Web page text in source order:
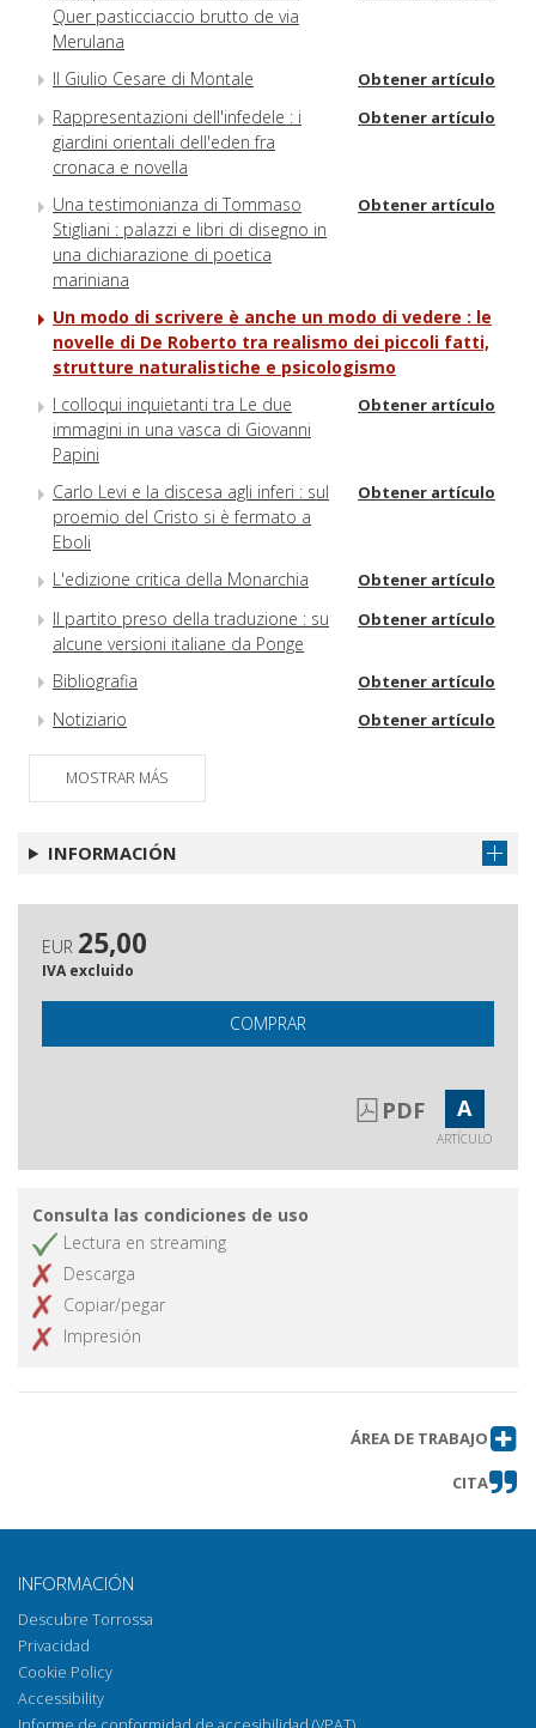
Quer pasticciaccio brutto de via
Merulana
Il Giulio Cesare di Montale Obtener artículo
Rappresentazioni dell'infedele : i
giardini orientali dell'eden fra
cronaca e novella
Obtener artículo
Una testimonianza di Tommaso
Stigliani : palazzi e libri di disegno in
una dichiarazione di poetica
mariniana
Obtener artículo
Un modo di scrivere è anche un modo di vedere : le
novelle di De Roberto tra realismo dei piccoli fatti,
strutture naturalistiche e psicologismo
I colloqui inquietanti tra Le due
immagini in una vasca di Giovanni
Papini
Obtener artículo
Carlo Levi e la discesa agli inferi : sul
proemio del Cristo si è fermato a
Eboli
Obtener artículo
L'edizione critica della Monarchia Obtener artículo
Il partito preso della traduzione : su
alcune versioni italiane da Ponge
Obtener artículo
Bibliografia Obtener artículo
Notiziario Obtener artículo
Libri ricevuti
Norme redazionali della casa
MOSTRAR MÁS
INFORMACIÓN
EUR 25,00
IVA excluido
COMPRAR
PDF A
ARTÍCULO
Consulta las condiciones de uso
Lectura en streaming
Descarga
Copiar/pegar
Impresión
ÁREA DE TRABAJO
CITA
INFORMACIÓN
Descubre Torrossa
Privacidad
Cookie Policy
Accessibility